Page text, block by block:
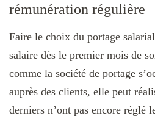
rémunération régulière
Faire le choix du portage
salaire dès le premier mois de
comme la société de portage
auprès des clients, elle peut
derniers n’ont pas encore réglé